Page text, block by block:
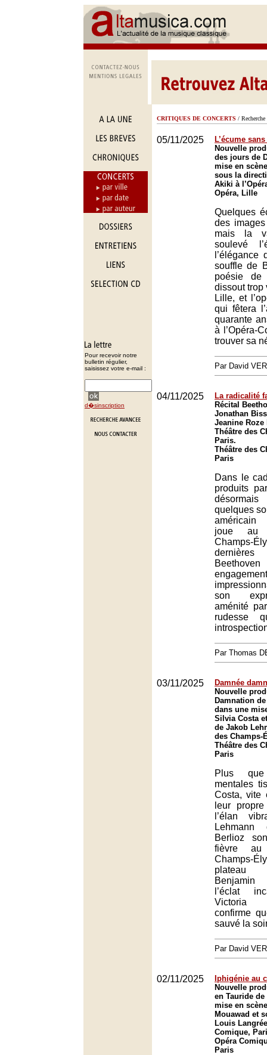
Pour recevoir notre
bulletin régulier,
saisissez votre e-mail :
d�sinscription
CRITIQUES DE CONCERTS / Recherche
05/11/2025
L’écume
Nouvelle
des jours de
mise en
sous la
Akiki à
Opéra, Lille
Quelques
des
mais la
soulevé
souffle de
poésie
dissout trop
Lille, et
qui fêtera
quarante
à l’Opéra-
trouver sa
Par David
04/11/2025
La radicalité
Récital
Jonathan
Jeanine
Théâtre des
Paris.
Théâtre des
Paris
Dans le
produits
quelques
américain
joue au
Champs-
engagement
son
aménité
rudesse
Par Thomas
03/11/2025
Damnée
Nouvelle
Damnation
dans une
Silvia Costa
de Jakob
des Champs-
Théâtre des
Paris
Plus
mentales
Costa, vite
leur
l’élan
Berlioz
fièvre au
Champs-
plateau
l’éclat
Victoria
confirme
sauvé la
Par David
02/11/2025
Iphigénie au
Nouvelle
en Tauride
mise en
Mouawad et
Louis
Comique,
Opéra
Paris